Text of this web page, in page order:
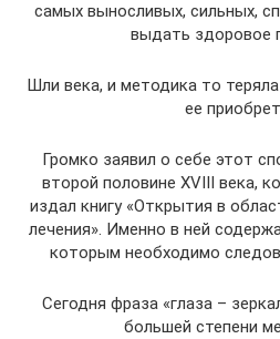
самых выносливых, сильных,
выдать здоровое
Шли века, и методика то
ее
Громко заявил о себе этот
второй половине XVIII века,
издал книгу «Открытия в
лечения». Именно в ней
которым необходимо
Сегодня фраза «глаза –
большей степени